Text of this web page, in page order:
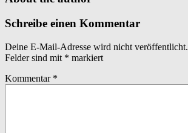
Schreibe einen Kommentar
Deine E-Mail-Adresse wird nicht veröffentlicht.
Felder sind mit * markiert
Kommentar *